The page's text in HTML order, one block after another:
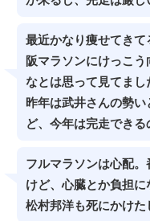
最近かなり痩せてき
阪マラソンにけっこ
なとは思って見てまし
昨年は武井さんの勢
ど、今年は完走でき
フルマラソンは心配
けど、心臓とか負担に
松村邦洋も死にかけた